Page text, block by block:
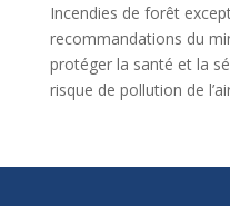
Incendies de forêt
recommandations du
protéger la santé et la
risque de pollution de